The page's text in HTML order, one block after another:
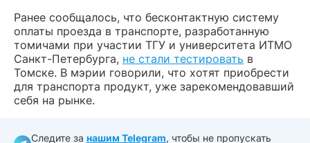
Ранее сообщалось, что бесконтактную систему
оплаты проезда в транспорте, разработанную
томичами при участии ТГУ и университета ИТМО
Санкт-Петербурга, не стали тестировать в
Томске. В мэрии говорили, что хотят приобрести
для транспорта продукт, уже зарекомендовавший
себя на рынке.
Следите за нашим Telegram, чтобы не пропускать